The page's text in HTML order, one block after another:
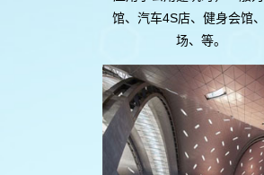
馆、汽车4S店、健身会馆
场、等。